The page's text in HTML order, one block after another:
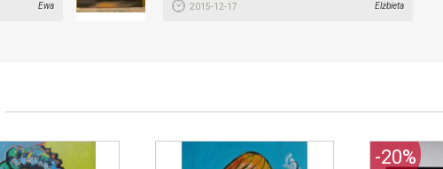
Ewa
2015-12-17
Elżbieta
-20%